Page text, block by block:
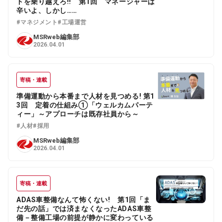
辛いよ、しかし……
#マネジメント #工場運営
MSRweb編集部
2026.04.01
寄稿・連載
準備運動から本番まで人材を見つめる! 第1
3回 定着の仕組み①「ウェルカムパーテ
ィー」～アプローチは既存社員から～
#人材#採用
MSRweb編集部
2026.04.01
寄稿・連載
ADAS車整備なんて怖くない! 第1回「ま
だ先の話」では済まなくなったADAS車整
備－整備工場の前提が静かに変わっている